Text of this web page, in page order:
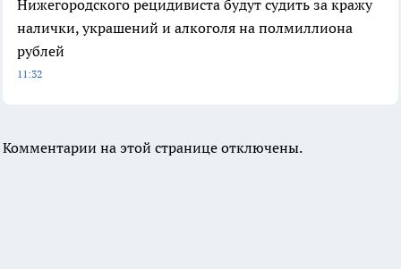
Нижегородского рецидивиста будут судить за кражу
налички, украшений и алкоголя на полмиллиона
рублей
11:32
Комментарии на этой странице отключены.